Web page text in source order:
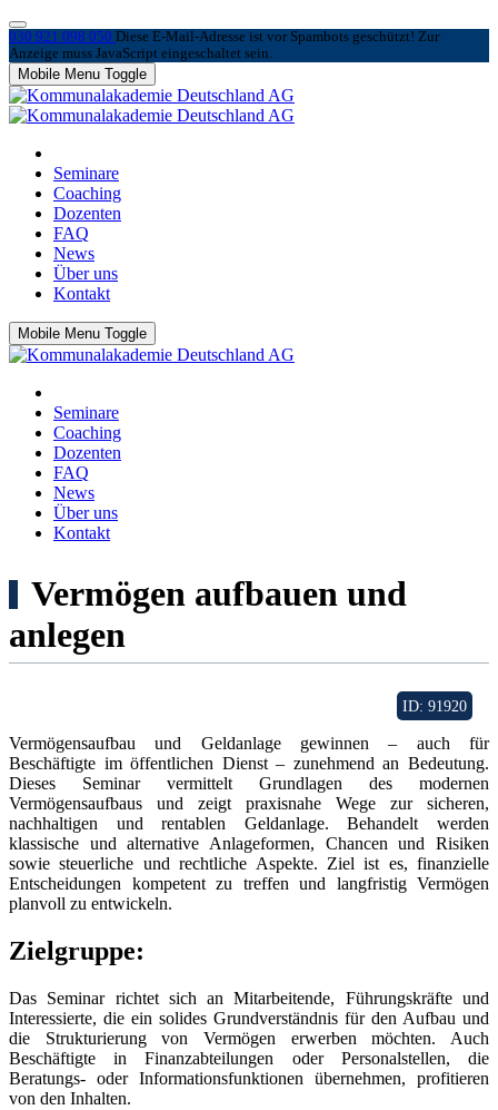
030 921 098 050 Diese E-Mail-Adresse ist vor Spambots geschützt! Zur
Anzeige muss JavaScript eingeschaltet sein.
Mobile Menu Toggle
Seminare
Coaching
Dozenten
FAQ
News
Über uns
Kontakt
Mobile Menu Toggle
Seminare
Coaching
Dozenten
FAQ
News
Über uns
Kontakt
Vermögen aufbauen und
anlegen
ID: 91920
Vermögensaufbau und Geldanlage gewinnen – auch für
Beschäftigte im öffentlichen Dienst – zunehmend an Bedeutung.
Dieses Seminar vermittelt Grundlagen des modernen
Vermögensaufbaus und zeigt praxisnahe Wege zur sicheren,
nachhaltigen und rentablen Geldanlage. Behandelt werden
klassische und alternative Anlageformen, Chancen und Risiken
sowie steuerliche und rechtliche Aspekte. Ziel ist es, finanzielle
Entscheidungen kompetent zu treffen und langfristig Vermögen
planvoll zu entwickeln.
Zielgruppe:
Das Seminar richtet sich an Mitarbeitende, Führungskräfte und
Interessierte, die ein solides Grundverständnis für den Aufbau und
die Strukturierung von Vermögen erwerben möchten. Auch
Beschäftigte in Finanzabteilungen oder Personalstellen, die
Beratungs- oder Informationsfunktionen übernehmen, profitieren
von den Inhalten.